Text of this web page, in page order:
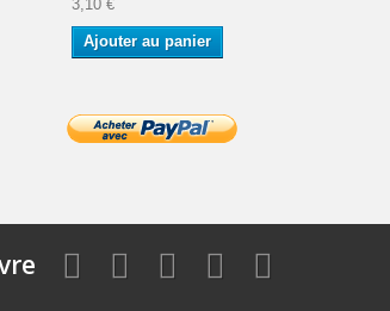
3,10 €
Ajouter au panier